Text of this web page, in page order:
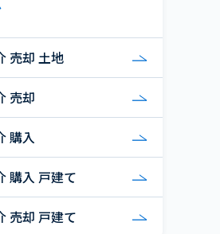
売却 土地
売却
購入
購入 戸建て
売却 戸建て